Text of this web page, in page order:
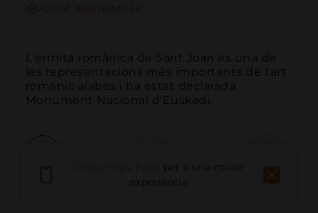
L'ermita romànica de Sant Joan és una de
les representacions més importants de l'art
romànic alabès i ha estat declarada
Monument Nacional d'Euskadi.
Email
per a una millor
experiència